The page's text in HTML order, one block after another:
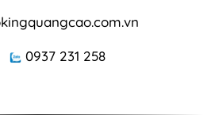
0937 231 258